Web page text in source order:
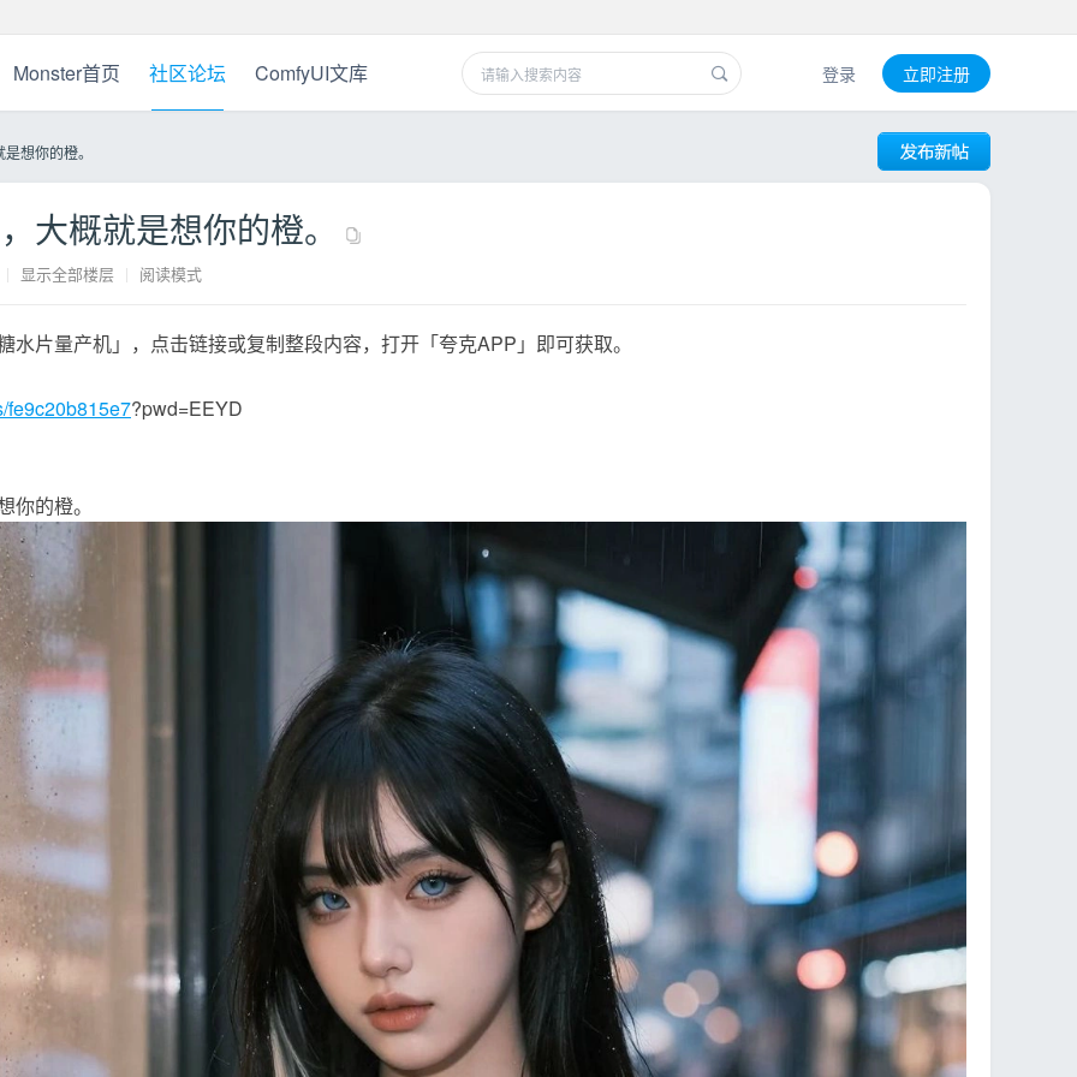
Monster首页 社区论坛 ComfyUI文库 登录 立即注册
想你的橙。
大概就是想你的橙。
| 显示全部楼层 | 阅读模式
水片量产机」，点击链接或复制整段内容，打开「夸克APP」即可获取。
fe9c20b815e7?pwd=EEYD
你的橙。